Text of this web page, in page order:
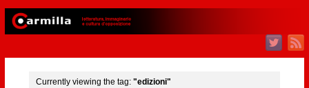
Currently viewing the tag: "edizioni"